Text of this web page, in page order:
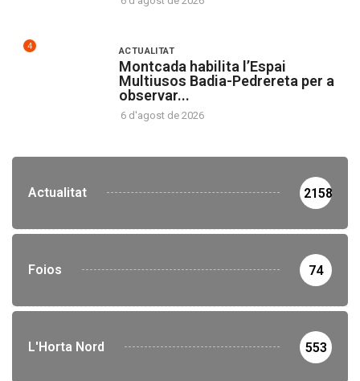
4 ACTUALITAT
Montcada habilita l’Espai
Multiusos Badia-Pedrereta per a
observar...
6 d'agost de 2026
Actualitat 2158
Foios 74
L'Horta Nord 553